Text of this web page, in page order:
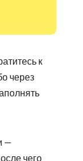
к
через
—
чего